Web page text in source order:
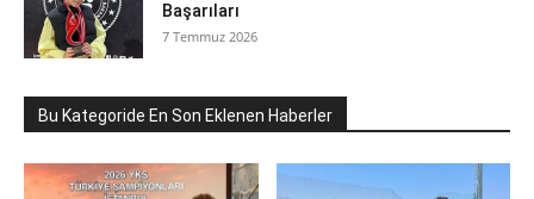
Başarıları
7 Temmuz 2026
Bu Kategoride En Son Eklenen Haberler